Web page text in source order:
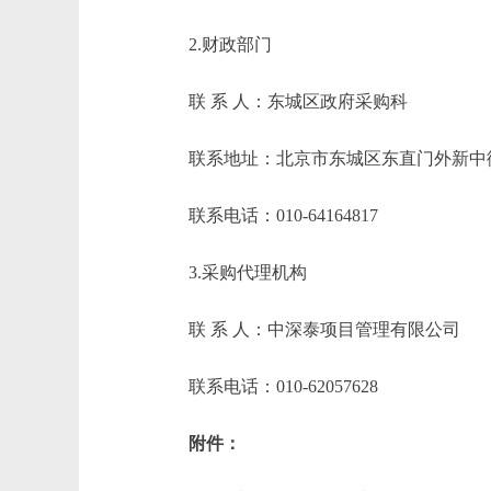
2.财政部门
联 系 人：东城区政府采购科
联系地址：北京市东城区东直门外新中
联系电话：010-64164817
3.采购代理机构
联 系 人：中深泰项目管理有限公司
联系电话：010-62057628
附件：